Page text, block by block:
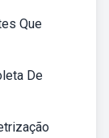
Que
De